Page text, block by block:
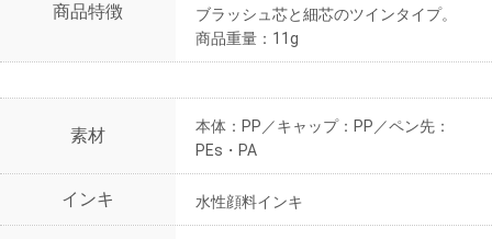
商品特徴
ブラッシュ芯と細芯のツインタイプ。
商品重量：11g
素材
本体：PP／キャップ：PP／ペン先：
PEs・PA
インキ 水性顔料インキ